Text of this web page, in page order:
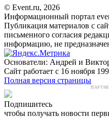
© Event.ru, 2026
Информационный портал
Публикация материалов с
письменного согласия
информацию, не
Основатели: Андрей и
Сайт работает с 16 ноября
Полная версия страницы
Подпишитесь
чтобы получать новости